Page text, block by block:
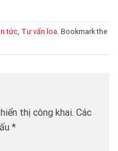
tức, Tư vấn loa. Bookmark the
thị công khai. Các
*